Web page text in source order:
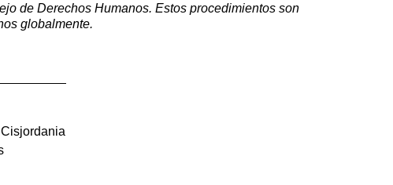
de Derechos Humanos. Estos procedimientos son
globalmente.